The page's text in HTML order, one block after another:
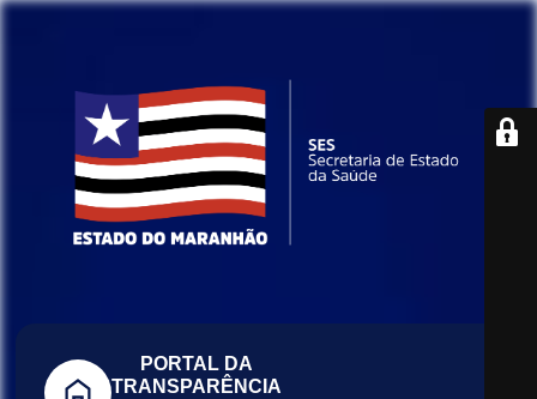
PORTAL DA
TRANSPARÊNCIA